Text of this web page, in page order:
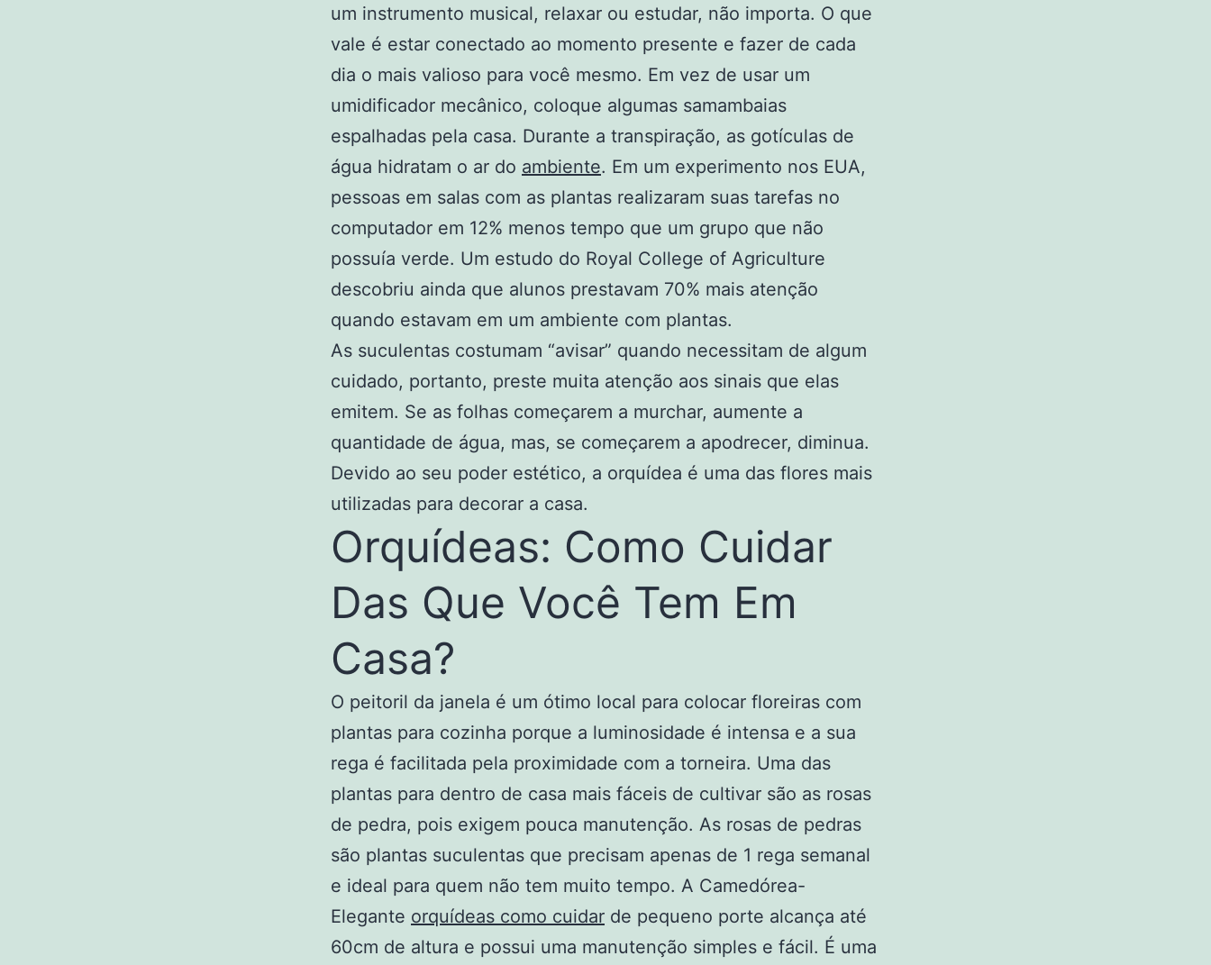
um instrumento musical, relaxar ou estudar, não importa. O que
vale é estar conectado ao momento presente e fazer de cada
dia o mais valioso para você mesmo. Em vez de usar um
umidificador mecânico, coloque algumas samambaias
espalhadas pela casa. Durante a transpiração, as gotículas de
água hidratam o ar do ambiente. Em um experimento nos EUA,
pessoas em salas com as plantas realizaram suas tarefas no
computador em 12% menos tempo que um grupo que não
possuía verde. Um estudo do Royal College of Agriculture
descobriu ainda que alunos prestavam 70% mais atenção
quando estavam em um ambiente com plantas.
As suculentas costumam “avisar” quando necessitam de algum
cuidado, portanto, preste muita atenção aos sinais que elas
emitem. Se as folhas começarem a murchar, aumente a
quantidade de água, mas, se começarem a apodrecer, diminua.
Devido ao seu poder estético, a orquídea é uma das flores mais
utilizadas para decorar a casa.
Orquídeas: Como Cuidar
Das Que Você Tem Em
Casa?
O peitoril da janela é um ótimo local para colocar floreiras com
plantas para cozinha porque a luminosidade é intensa e a sua
rega é facilitada pela proximidade com a torneira. Uma das
plantas para dentro de casa mais fáceis de cultivar são as rosas
de pedra, pois exigem pouca manutenção. As rosas de pedras
são plantas suculentas que precisam apenas de 1 rega semanal
e ideal para quem não tem muito tempo. A Camedórea-
Elegante orquídeas como cuidar de pequeno porte alcança até
60cm de altura e possui uma manutenção simples e fácil. É uma